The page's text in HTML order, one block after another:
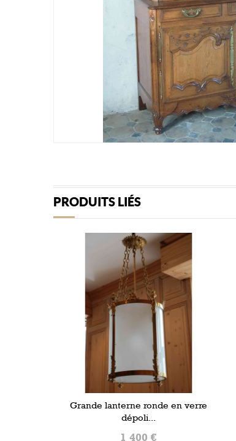
PRODUITS LIÉS
Grande lanterne ronde en verre
dépoli...
1 400 €